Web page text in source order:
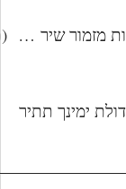
מזמור שיר …
ימינך תתיר